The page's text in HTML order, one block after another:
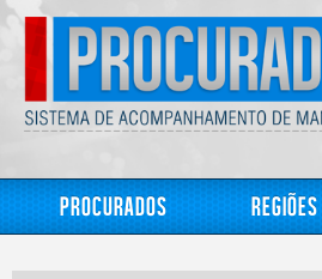
Procurados Regiões